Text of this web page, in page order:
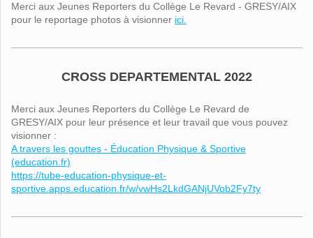
Merci aux Jeunes Reporters du Collège Le Revard - GRESY/AIX
pour le reportage photos à visionner ici.
CROSS DEPARTEMENTAL 2022
Merci aux Jeunes Reporters du Collège Le Revard de
GRESY/AIX pour leur présence et leur travail que vous pouvez
visionner :
A travers les gouttes - Éducation Physique & Sportive
(education.fr)
https://tube-education-physique-et-
sportive.apps.education.fr/w/vwHs2LkdGANjUVob2Fy7ty